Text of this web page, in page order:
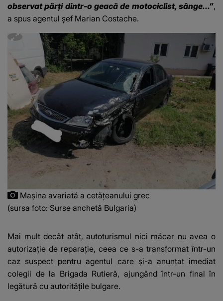
observat părți dintr-o geacă de motociclist, sânge...”,
a spus agentul șef Marian Costache.
Mașina avariată a cetățeanului grec
(sursa foto: Surse anchetă Bulgaria)
Mai mult decât atât, autoturismul nici măcar nu avea o
autorizație de reparație, ceea ce s-a transformat într-un
caz suspect pentru agentul care și-a anunțat imediat
colegii de la Brigada Rutieră, ajungând într-un final în
legătură cu autoritățile bulgare.